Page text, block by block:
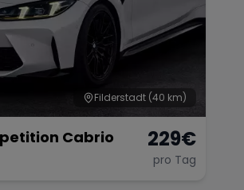
Filderstadt (40 km)
Cabrio 229€
pro Tag